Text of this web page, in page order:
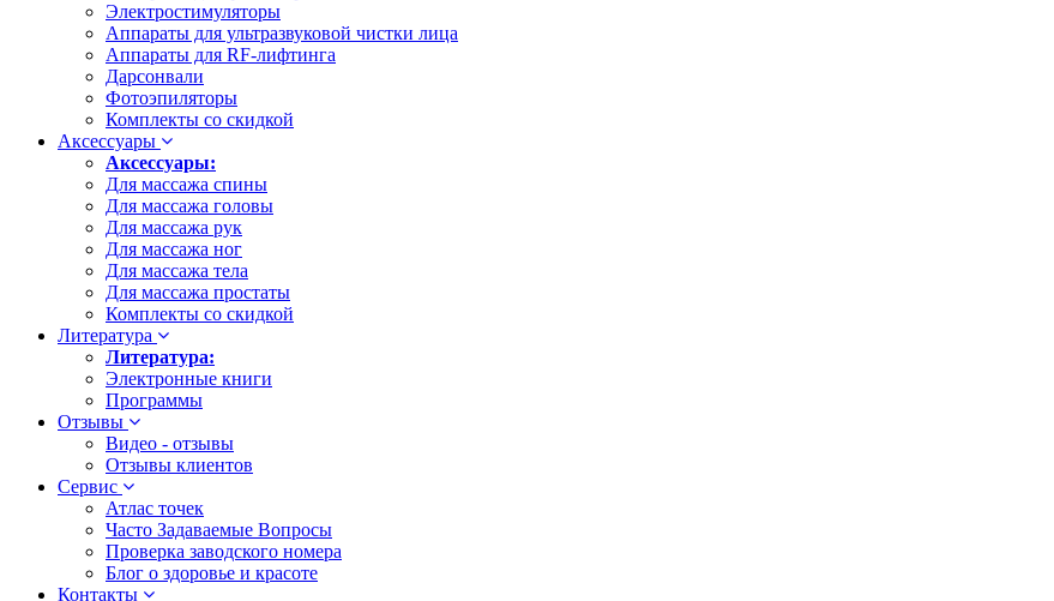
Электростимуляторы
Аппараты для ультразвуковой чистки лица
Аппараты для RF-лифтинга
Дарсонвали
Фотоэпиляторы
Комплекты со скидкой
Аксессуары
Аксессуары:
Для массажа спины
Для массажа головы
Для массажа рук
Для массажа ног
Для массажа тела
Для массажа простаты
Комплекты со скидкой
Литература
Литература:
Электронные книги
Программы
Отзывы
Видео - отзывы
Отзывы клиентов
Сервис
Атлас точек
Часто Задаваемые Вопросы
Проверка заводского номера
Блог о здоровье и красоте
Контакты